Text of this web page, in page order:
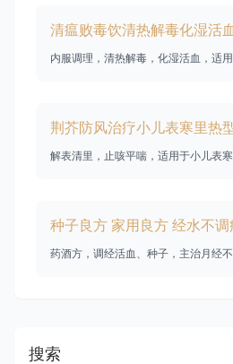
清瘟败毒饮清热解毒化湿活
内服调理，清热解毒，化湿活血，适
荆芥防风治疗小儿表寒里热
解表清里，止咳平喘，适用于小儿表
种子良方 家用良方 经水不
药酒方，调经活血、种子，主治月经
搜索